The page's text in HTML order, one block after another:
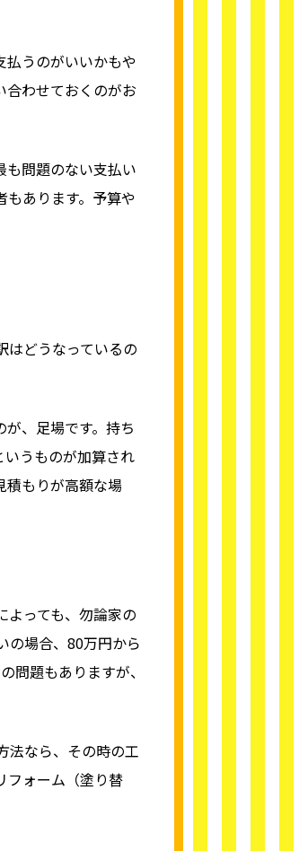
払うのがいいかもや
合わせておくのがお
も問題のない支払い
あります。予算や
はどうなっているの
、足場です。持ち
うものが加算され
積もりが高額な場
よっても、勿論家の
の場合、80万円から
問題もありますが、
法なら、その時の工
フォーム（塗り替